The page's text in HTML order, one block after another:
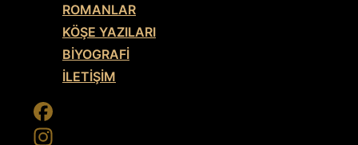
ROMANLAR
KÖŞE YAZILARI
BİYOGRAFİ
İLETİŞİM
Facebook